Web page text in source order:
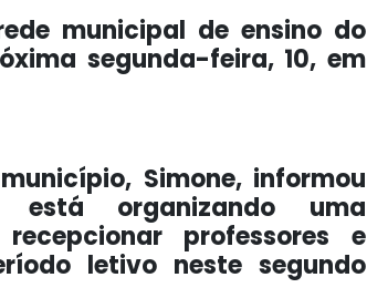
municipal de ensino do
segunda-feira, 10, em
Simone, informou
organizando uma
professores e
letivo neste segundo